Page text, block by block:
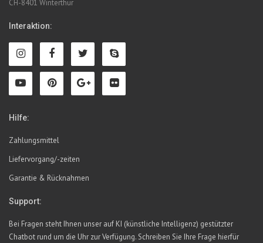
CH-8401 Winterthur
Interaktion:
Hilfe:
Zahlungsmittel
Liefervorgang/-zeiten
Garantie & Rücknahmen
Support:
Bei Fragen steht Ihnen unser auf KI (künstliche Intelligenz) gestützter
Chatbot rund um die Uhr zur Verfügung. Schreiben Sie Ihre Frage hierfür